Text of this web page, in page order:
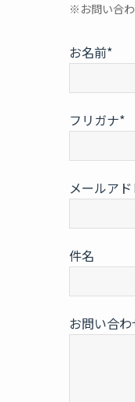
※お問い合わ
お名前*
フリガナ*
メールア
件名
お問い合